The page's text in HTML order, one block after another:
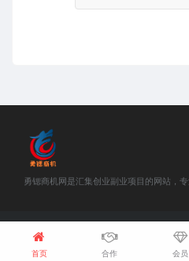
勇锶商机网是汇集创业副业项目的网站，
©2018-2021 勇锶商机网 站内部分资
权益，请联系我们删除！
浙ICP备
首页 合作 会员